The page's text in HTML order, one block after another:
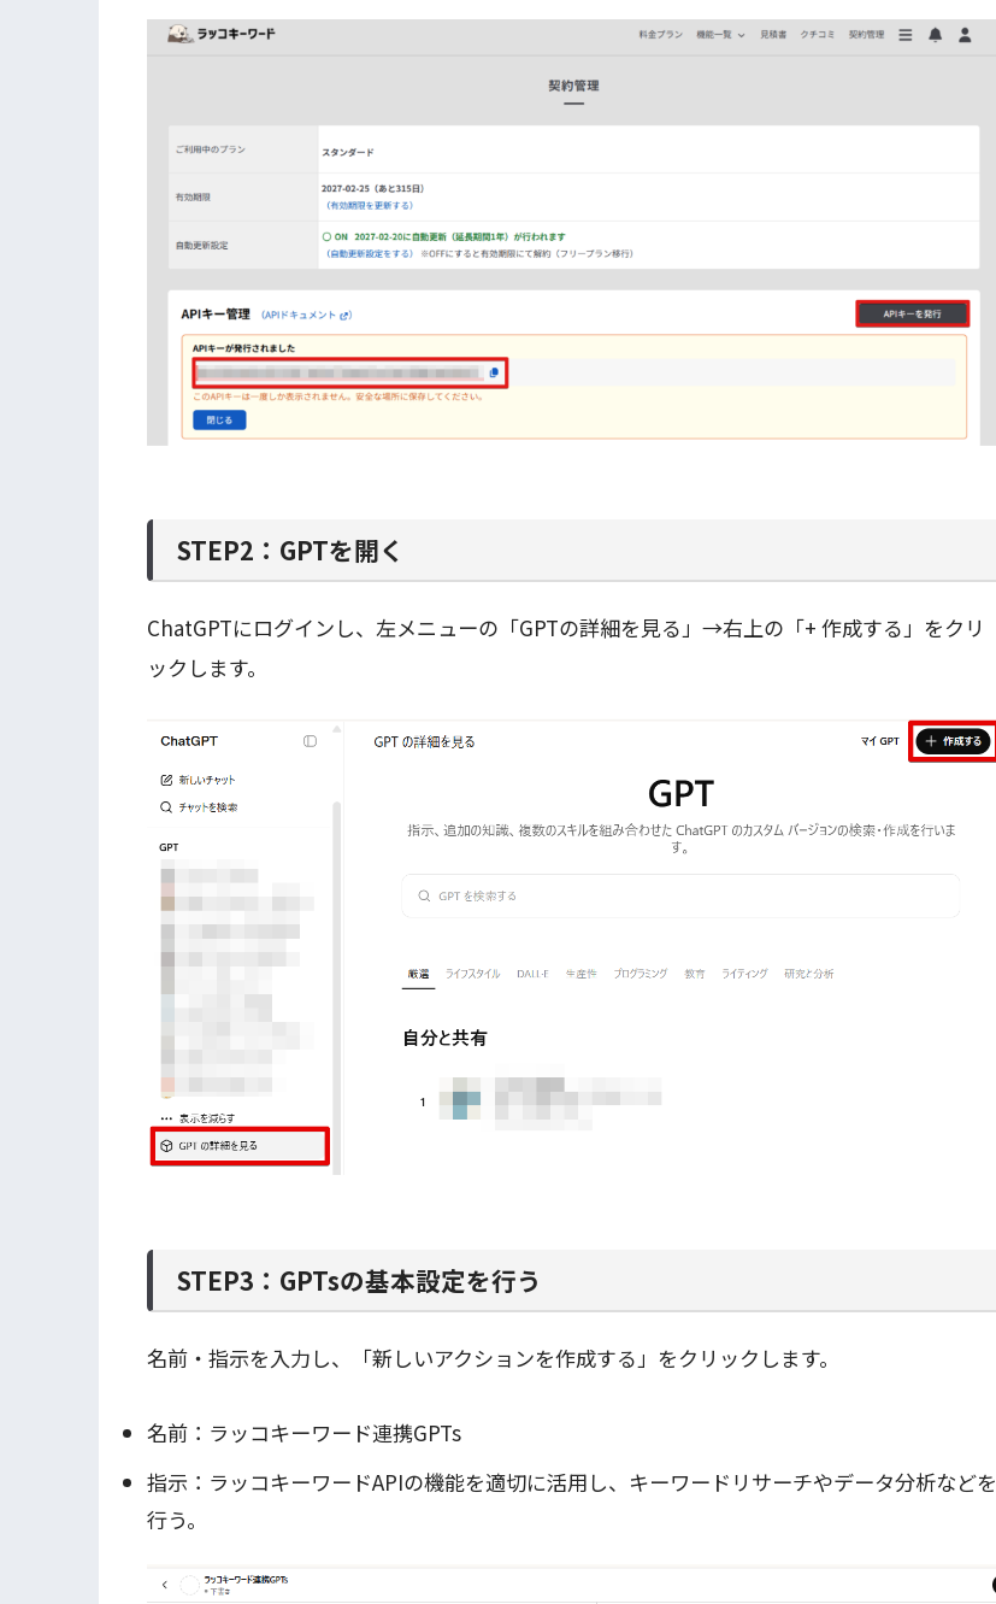
STEP2：GPTを開く
ChatGPTにログインし、左メニューの「GPTの詳細を見る」→右上の「+ 作成する」をクリ
ックします。
STEP3：GPTsの基本設定を行う
名前・指示を入力し、「新しいアクションを作成する」をクリックします。
名前：ラッコキーワード連携GPTs
指示：ラッコキーワードAPIの機能を適切に活用し、キーワードリサーチやデータ分析などを
行う。